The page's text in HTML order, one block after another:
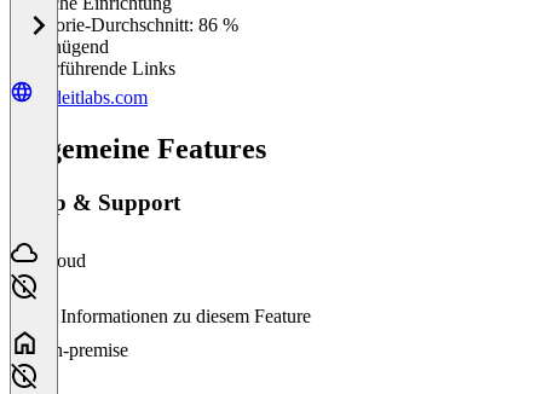
Kategorie-Durchschnitt: 86 %
Ungenügend
Weiterführende Links
codeitlabs.com
Allgemeine Features
Setup & Support
Cloud
Keine Informationen zu diesem Feature
On-premise